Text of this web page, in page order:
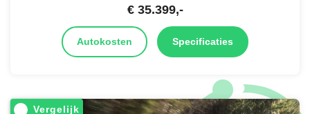
€ 35.399,-
Autokosten Specificaties
Vergelijk